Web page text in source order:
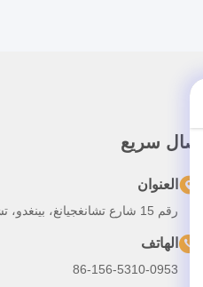
اتصال سريع
العنوان
رقم 15 شارع تشانغجيانغ، بينغدو، تشينغداو، شاندونغ
الهاتف
86-156-5310-0953